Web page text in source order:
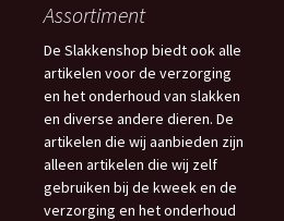
Assortiment
De Slakkenshop biedt ook alle
artikelen voor de verzorging
en het onderhoud van slakken
en diverse andere dieren. De
artikelen die wij aanbieden zijn
alleen artikelen die wij zelf
gebruiken bij de kweek en de
verzorging en het onderhoud